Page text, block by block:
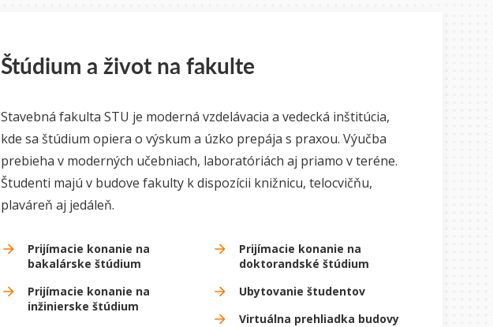
Štúdium a život na fakulte
Stavebná fakulta STU je moderná vzdelávacia a vedecká inštitúcia,
kde sa štúdium opiera o výskum a úzko prepája s praxou. Výučba
prebieha v moderných učebniach, laboratóriách aj priamo v teréne.
Študenti majú v budove fakulty k dispozícii knižnicu, telocvičňu,
plaváreň aj jedáleň.
Prijímacie konanie na
bakalárske štúdium
Prijímacie konanie na
inžinierske štúdium
Prijímacie konanie na
doktorandské štúdium
Ubytovanie študentov
Virtuálna prehliadka budovy